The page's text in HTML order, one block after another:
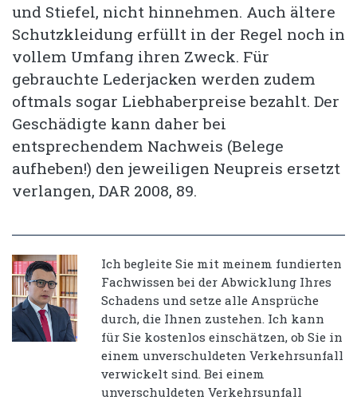
und Stiefel, nicht hinnehmen. Auch ältere
Schutzkleidung erfüllt in der Regel noch in
vollem Umfang ihren Zweck. Für
gebrauchte Lederjacken werden zudem
oftmals sogar Liebhaberpreise bezahlt. Der
Geschädigte kann daher bei
entsprechendem Nachweis (Belege
aufheben!) den jeweiligen Neupreis ersetzt
verlangen, DAR 2008, 89.
Ich begleite Sie mit meinem fundierten
Fachwissen bei der Abwicklung Ihres
Schadens und setze alle Ansprüche
durch, die Ihnen zustehen. Ich kann
für Sie kostenlos einschätzen, ob Sie in
einem unverschuldeten Verkehrsunfall
verwickelt sind. Bei einem
unverschuldeten Verkehrsunfall